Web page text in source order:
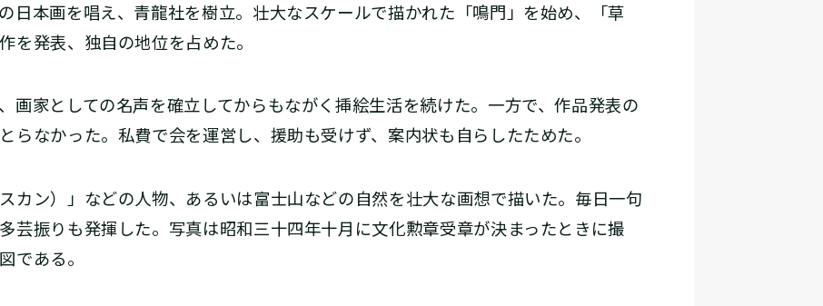
日本画を唱え、青龍社を樹立。壮大なスケールで描かれた「鳴門」を始め、「草
を発表、独自の地位を占めた。
画家としての名声を確立してからもながく挿絵生活を続けた。一方で、作品発表の
らなかった。私費で会を運営し、援助も受けず、案内状も自らしたためた。
カン）」などの人物、あるいは富士山などの自然を壮大な画想で描いた。毎日一句
芸振りも発揮した。写真は昭和三十四年十月に文化勲章受章が決まったときに撮
である。